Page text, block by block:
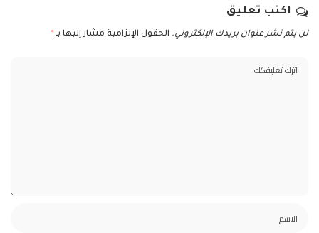
اكتب تعليق
لن يتم نشر عنوان بريدك الإلكتروني. الحقول الإلزامية مشار إليها بـ *